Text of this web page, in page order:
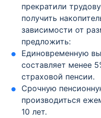
прекратили
получить
зависимости от
предложить:
Единовременную
составляет менее
страховой пенсии.
Срочную
производиться
10 лет.